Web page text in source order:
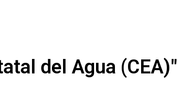
del Agua (CEA)"